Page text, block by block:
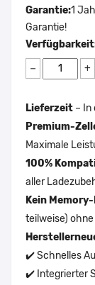
Garantie:1
Garantie!
− +
Lieferzeit – In
Premium-
Maximale
100%
aller
Kein
teilweise)
✔️ Schnelles
✔️ Integrierter